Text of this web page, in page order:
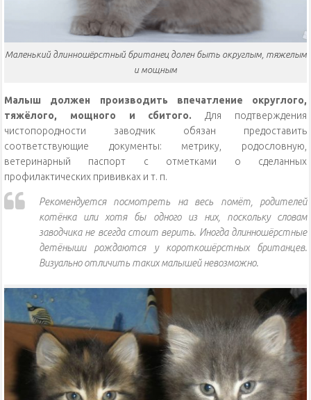
Маленький длинношёрстный британец долен быть округлым, тяжелым
и мощным
Малыш должен производить впечатление округлого,
тяжёлого, мощного и сбитого. Для подтверждения
чистопородности заводчик обязан предоставить
соответствующие документы: метрику, родословную,
ветеринарный паспорт с отметками о сделанных
профилактических прививках и т. п.
Рекомендуется посмотреть на весь помёт, родителей
котёнка или хотя бы одного из них, поскольку словам
заводчика не всегда стоит верить. Иногда длинношёрстные
детёныши рождаются у короткошёрстных британцев.
Визуально отличить таких малышей невозможно.